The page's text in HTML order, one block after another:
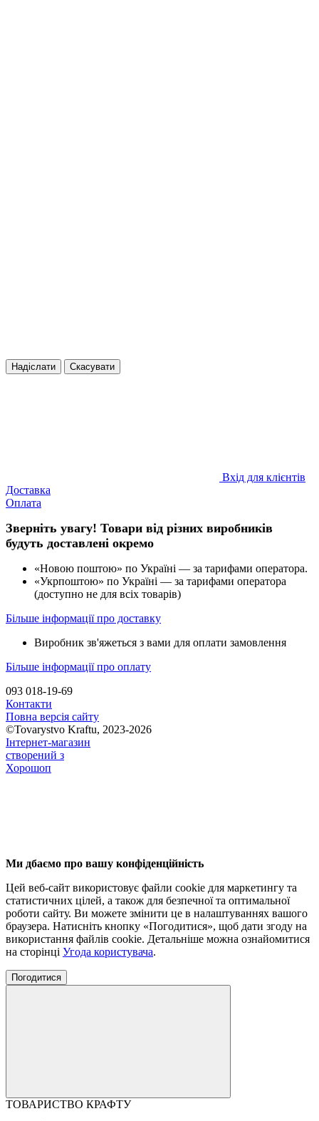
Надіслати Скасувати
Вхід для клієнтів
Доставка
Оплата
Зверніть увагу! Товари від різних виробників
будуть доставлені окремо
«Новою поштою» по Україні — за тарифами оператора.
«Укрпоштою» по Україні — за тарифами оператора
(доступно не для всіх товарів)
Більше інформації про доставку
Виробник зв'яжеться з вами для оплати замовлення
Більше інформації про оплату
093 018-19-69
Контакти
Повна версія сайту
©Tovarystvo Kraftu, 2023-2026
Інтернет-магазин
створений з
Хорошоп
Ми дбаємо про вашу конфіденційність
Цей веб-сайт використовує файли cookie для маркетингу та
статистичних цілей, а також для безпечної та оптимальної
роботи сайту. Ви можете змінити це в налаштуваннях вашого
браузера. Натисніть кнопку «Погодитися», щоб дати згоду на
використання файлів cookie. Детальніше можна ознайомитися
на сторінці Угода користувача.
Погодитися
ТОВАРИСТВО КРАФТУ